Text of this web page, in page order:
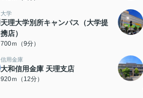
大学
天理大学別所キャンパス（大学提
携店）
700ｍ（9分）
信用金庫
大和信用金庫 天理支店
920ｍ（12分）